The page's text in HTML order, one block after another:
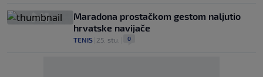
Maradona prostačkom gestom naljutio
hrvatske navijače
TENIS 25. stu. 0